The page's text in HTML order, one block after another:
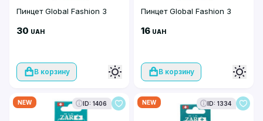
Пинцет Global Fashion 3
30 UAH
В корзину
Пинцет Global Fashion 3
16 UAH
В корзину
NEW ID: 1406 NEW ID: 1334